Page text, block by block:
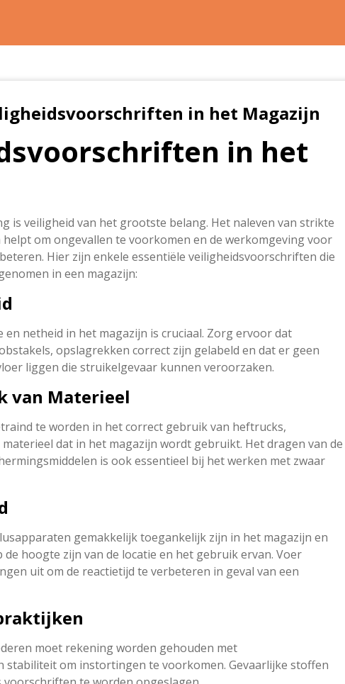
in het Magazijn
in het
is veiligheid van het grootste belang. Het naleven van strikte
om ongevallen te voorkomen en de werkomgeving voor
Hier zijn enkele essentiële veiligheidsvoorschriften die
in een magazijn:
en netheid in het magazijn is cruciaal. Zorg ervoor dat
opslagrekken correct zijn gelabeld en dat er geen
liggen die struikelgevaar kunnen veroorzaken.
van Materieel
te worden in het correct gebruik van heftrucks,
dat in het magazijn wordt gebruikt. Het dragen van de
is ook essentieel bij het werken met zwaar
gemakkelijk toegankelijk zijn in het magazijn en
de hoogte zijn van de locatie en het gebruik ervan. Voer
uit om de reactietijd te verbeteren in geval van een
moet rekening worden gehouden met
stabiliteit om instortingen te voorkomen. Gevaarlijke stoffen